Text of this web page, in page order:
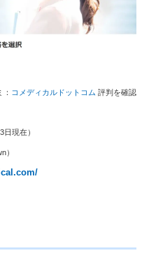
コメディカルドットコム 評判を確認
日現在）
）